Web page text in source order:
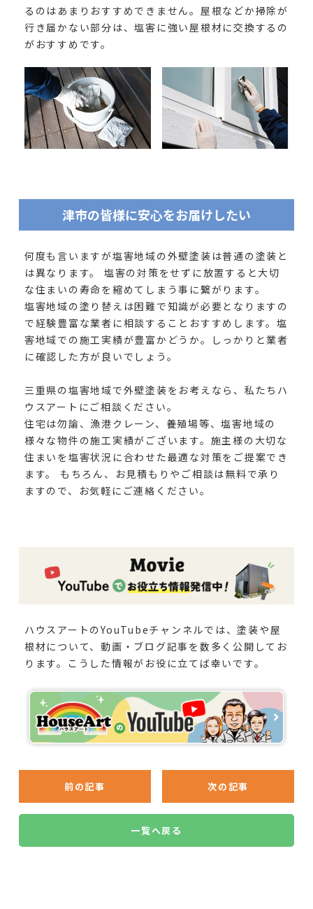
るのはあまりおすすめできません。屋根などか掃除が
行き届かない部分は、塩害に強い屋根材に交換するの
がおすすめです。
津市の皆様に安心をお届けしたい
何度も言いますが塩害地域の外壁塗装は普通の塗装と
は異なります。 塩害の対策をせずに放置すると大切
な住まいの寿命を縮めてしまう事に繋がります。
塩害地域の塗り替えは困難で知識が必要となりますの
で経験豊富な業者に相談することおすすめします。塩
害地域での施工実績が豊富かどうか。しっかりと業者
に確認した方が良いでしょう。
三重県の塩害地域で外壁塗装をお考えなら、私たちハ
ウスアートにご相談ください。
住宅は勿論、漁港クレーン、養殖場等、塩害地域の
様々な物件の施工実績がございます。施主様の大切な
住まいを塩害状況に合わせた最適な対策をご提案でき
ます。 もちろん、お見積もりやご相談は無料で承り
ますので、お気軽にご連絡ください。
ハウスアートのYouTubeチャンネルでは、塗装や屋
根材について、動画・ブログ記事を数多く公開してお
ります。こうした情報がお役に立てば幸いです。
前の記事 次の記事
一覧へ戻る